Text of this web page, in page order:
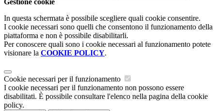
Gestione cookie
In questa schermata è possibile scegliere quali cookie consentire.
I cookie necessari sono quelli che consentono il funzionamento della
piattaforma e non è possibile disabilitarli.
Per conoscere quali sono i cookie necessari al funzionamento potete
visionare la COOKIE POLICY.
Cookie necessari per il funzionamento
I cookie necessari per il funzionamento non possono essere
disabilitati. È possibile consultare l'elenco nella pagina della cookie
policy.